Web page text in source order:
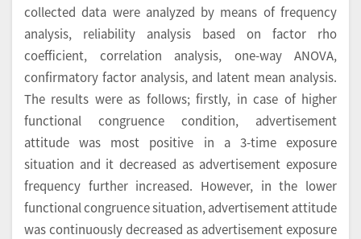
collected data were analyzed by means of frequency
analysis, reliability analysis based on factor rho
coefficient, correlation analysis, one-way ANOVA,
confirmatory factor analysis, and latent mean analysis.
The results were as follows; firstly, in case of higher
functional congruence condition, advertisement
attitude was most positive in a 3-time exposure
situation and it decreased as advertisement exposure
frequency further increased. However, in the lower
functional congruence situation, advertisement attitude
was continuously decreased as advertisement exposure